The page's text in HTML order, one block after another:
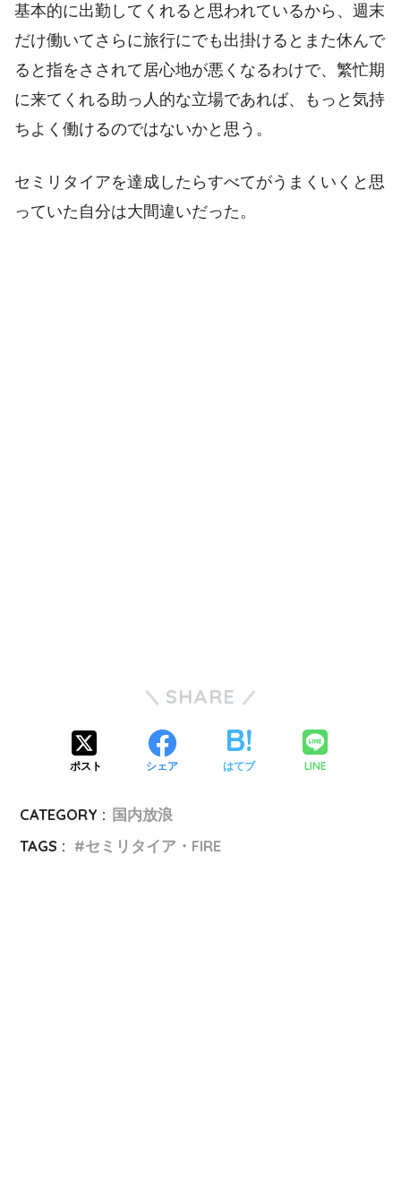
基本的に出勤してくれると思われているから、週末
だけ働いてさらに旅行にでも出掛けるとまた休んで
ると指をさされて居心地が悪くなるわけで、繁忙期
に来てくれる助っ人的な立場であれば、もっと気持
ちよく働けるのではないかと思う。
セミリタイアを達成したらすべてがうまくいくと思
っていた自分は大間違いだった。
SHARE
ポスト シェア はてブ LINE
CATEGORY : 国内放浪
TAGS :
セミリタイア・FIRE